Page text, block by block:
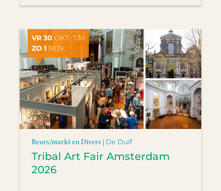
VR 30 OKT. T/M
ZO 1 NOV.
Beurs/markt en Divers | De Duif
Tribal Art Fair Amsterdam
2026